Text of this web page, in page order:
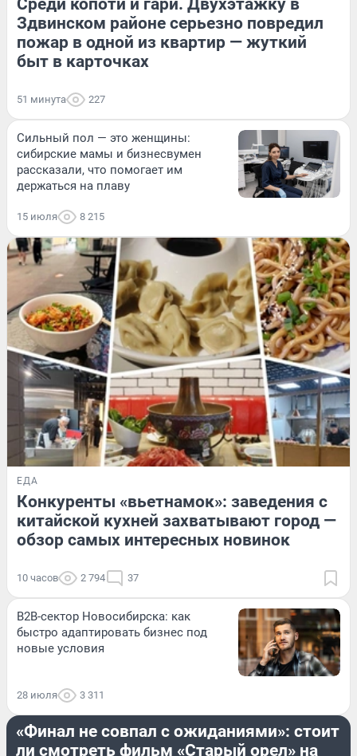
Среди копоти и гари. Двухэтажку в
Здвинском районе серьезно повредил
пожар в одной из квартир — жуткий
быт в карточках
51 минута 227
Сильный пол — это женщины:
сибирские мамы и бизнесвумен
рассказали, что помогает им
держаться на плаву
15 июля 8 215
ЕДА
Конкуренты «вьетнамок»: заведения с
китайской кухней захватывают город —
обзор самых интересных новинок
10 часов 2 794 37
B2B-сектор Новосибирска: как
быстро адаптировать бизнес под
новые условия
28 июля 3 311
РАЗВЛЕЧЕНИЯ
«Финал не совпал с ожиданиями»: стоит
ли смотреть фильм «Старый орел» на